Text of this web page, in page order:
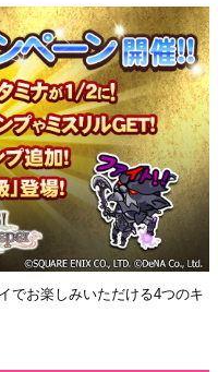
でお楽しみいただける4つのキ